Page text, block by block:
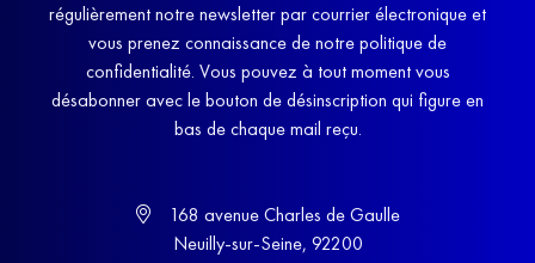
régulièrement notre newsletter par courrier électronique et
vous prenez connaissance de notre politique de
confidentialité. Vous pouvez à tout moment vous
désabonner avec le bouton de désinscription qui figure en
bas de chaque mail reçu.
168 avenue Charles de Gaulle
Neuilly-sur-Seine, 92200